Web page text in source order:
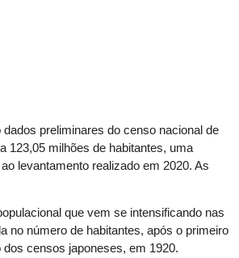
preliminares do censo nacional de
123,05 milhões de habitantes, uma
levantamento realizado em 2020. As
que vem se intensificando nas
no número de habitantes, após o primeiro
censos japoneses, em 1920.